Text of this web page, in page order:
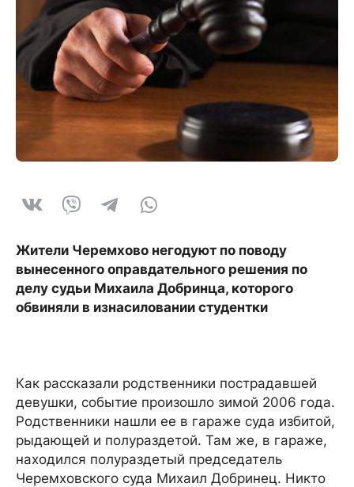
Жители Черемхово негодуют по поводу
вынесенного оправдательного решения по
делу судьи Михаила Добринца, которого
обвиняли в изнасиловании студентки
Как рассказали родственники пострадавшей
девушки, событие произошло зимой 2006 года.
Родственники нашли ее в гараже суда избитой,
рыдающей и полураздетой. Там же, в гараже,
находился полураздетый председатель
Черемховского суда Михаил Добринец. Никто